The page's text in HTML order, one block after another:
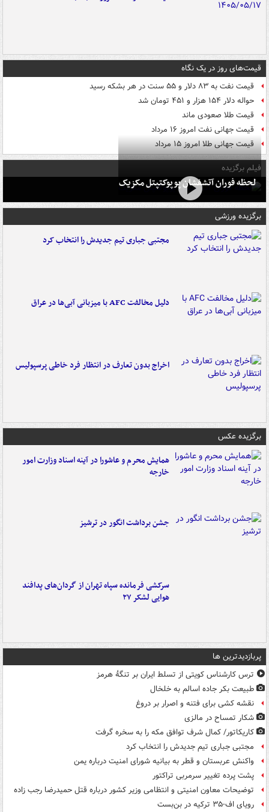
قیمت‌های روز در یک نگاه
قیمت نفت به ۸۳ دلار و ۵۵ سنت در هر بشکه رسید
حواله دلار ۱۵۴ هزار و ۴۵۱ تومان شد
قیمت طلا صعودی ماند
قیمت جهانی نفت امروز ۱۶ مرداد
قیمت جهانی طلا امروز ۱۵ مرداد
فیلم برگزیده
لحظه فوران آتشفشان پوپوکتپتل مکزیک
برگزیده ورزشی
مجتبی جباری تیم جدیدش را انتخاب کرد
دلیل مخالفت AFC با میزبانی آبی‌ها در عراق
اخراج بدون تعارف در انتظار فرد خاطی پرسپولیس
برگزیده عکس
همایش محرم و عاشورا در آینه اسناد وزارت امور
خارجه
جشن برداشت انگور در ترشیز
سرکشی فرمانده سپاه تهران از گردان‌های پدافند
هوایی لشکر ۲۷
پربازدیدترین ها
ترس کارشناس کویتی از تسلط ایران بر تنگۀ هرمز
طبیعت بکر جاده اسالم به خلخال
نقشه کشی برای فتنه و اصرار بر دروغ
شکار تمساح در مالزی
کاریکاتور/ کمال شرف توافق مکه را به سخره گرفت
مجتبی جباری تیم جدیدش را انتخاب کرد
واکنش عربستان و قطر به بیانیه شورای امنیت درباره یمن
پشت پرده تغییر سرمربی تراکتور
توضیحات معاون امنیتی و انتظامی وزیر کشور درباره قتل حمیدرضا رجب زاده
رویای اف-۳۵ ترکیه در بن‌بست